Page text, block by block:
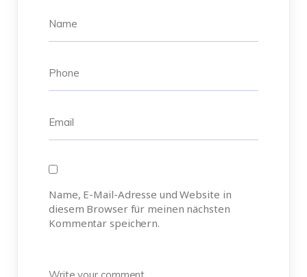
Name, E-Mail-Adresse und Website in
diesem Browser für meinen nächsten
Kommentar speichern.